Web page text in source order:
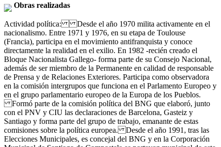
Obras realizadas
Actividad política: Desde el año 1970 milita activamente en el
nacionalismo. Entre 1971 y 1976, en su etapa de Toulouse
(Francia), participa en el movimiento antifranquista y conoce
directamente la realidad en el exilio. En 1982 -recién creado el
Bloque Nacionalista Gallego- forma parte de su Consejo Nacional,
además de ser miembro de la Permanente en calidad de responsable
de Prensa y de Relaciones Exteriores. Participa como observadora
en la comisión intergrupos que funciona en el Parlamento Europeo y
en el grupo parlamentario europeo de la Europa de los Pueblos.
Formó parte de la comisión política del BNG que elaboró, junto
con el PNV y CIU las declaraciones de Barcelona, Gasteiz y
Santiago y forma parte del grupo de trabajo, emanante de estas
comisiones sobre la política europea. Desde el año 1991, tras las
Elecciones Municipales, es concejal del BNG y en la Corporación